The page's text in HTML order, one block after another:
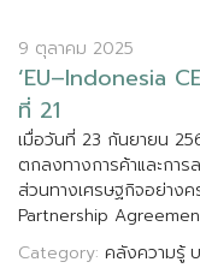
9 ตุลาคม 2025
‘EU–Indonesia C
ท 21
เมอวนท 23 กนยายน 25
ตกลงทางการคาและการล
สวนทางเศรษฐกจอยางค
Partnership Agreemen
Category: คลังความรู้